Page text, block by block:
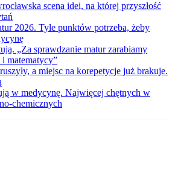
scena idei, na której przyszłość
2026. Tyle punktów potrzeba, żeby
„Za sprawdzanie matur zarabiamy
matematycy”
a miejsc na korepetycje już brakuje.
w medycynę. Najwięcej chętnych w
chemicznych